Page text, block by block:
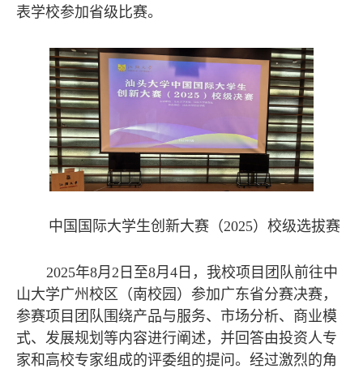
表学校参加省级比赛。
中国国际大学生创新大赛（2025）校级选拔赛
2025年8月2日至8月4日，我校项目团队前往中
山大学广州校区（南校园）参加广东省分赛决赛，
参赛项目团队围绕产品与服务、市场分析、商业模
式、发展规划等内容进行阐述，并回答由投资人专
家和高校专家组成的评委组的提问。经过激烈的角